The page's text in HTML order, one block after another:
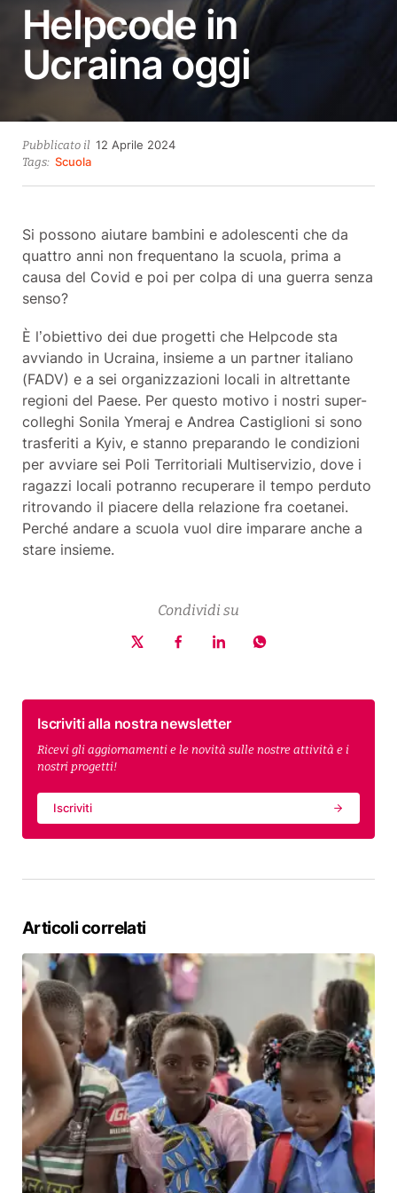
Helpcode in
Ucraina oggi
Pubblicato il 12 Aprile 202412
Tags: Scuola
Si possono aiutare bambini e adolescenti che da
quattro anni non frequentano la scuola, prima a
causa del Covid e poi per colpa di una guerra senza
senso?
È l’obiettivo dei due progetti che Helpcode sta
avviando in Ucraina, insieme a un partner italiano
(FADV) e a sei organizzazioni locali in altrettante
regioni del Paese. Per questo motivo i nostri super-
colleghi Sonila Ymeraj e Andrea Castiglioni si sono
trasferiti a Kyiv, e stanno preparando le condizioni
per avviare sei Poli Territoriali Multiservizio, dove i
ragazzi locali potranno recuperare il tempo perduto
ritrovando il piacere della relazione fra coetanei.
Perché andare a scuola vuol dire imparare anche a
stare insieme.
Iscriviti alla nostra newsletter
Ricevi gli aggiornamenti e le novità sulle nostre attività e i
nostri progetti!
Iscriviti
Condividi su
Articoli correlati